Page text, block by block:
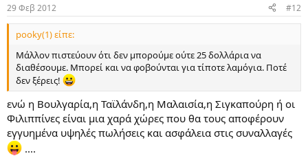
29 Φεβ 2012 #12
pooky(1) είπε:
Μάλλον πιστεύουν ότι δεν μπορούμε ούτε 25 δολλάρια να
διαθέσουμε. Μπορεί και να φοβούνται για τίποτε λαμόγια. Ποτέ
δεν ξέρεις!
ενώ η Βουλγαρία,η Ταϊλάνδη,η Μαλαισία,η Σιγκαπούρη ή οι
Φιλιππίνες είναι μια χαρά χώρες που θα τους αποφέρουν
εγγυημένα υψηλές πωλήσεις και ασφάλεια στις συναλλαγές
....